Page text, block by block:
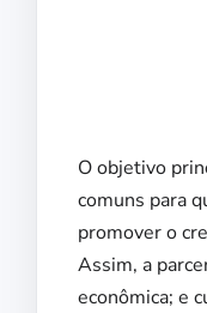
O objetivo
comuns para
promover o
Assim, a
econômica; e